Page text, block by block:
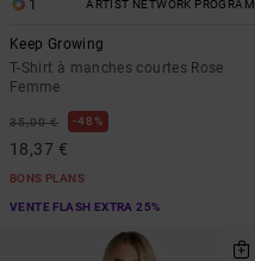
1 ARTIST NETWORK PROGRAM
Keep Growing
T-Shirt à manches courtes Rose
Femme
35,00 € 48%
18,37 €
BONS PLANS
VENTE FLASH EXTRA 25%